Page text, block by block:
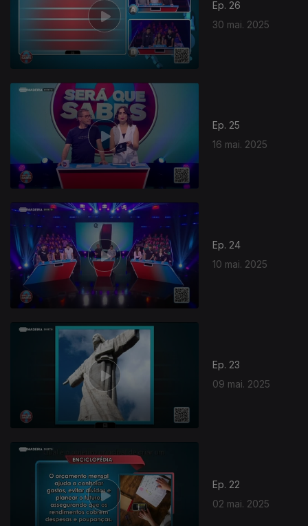
Ep. 26
30 mai. 2025
Ep. 25
16 mai. 2025
Ep. 24
10 mai. 2025
Ep. 23
09 mai. 2025
Ep. 22
02 mai. 2025